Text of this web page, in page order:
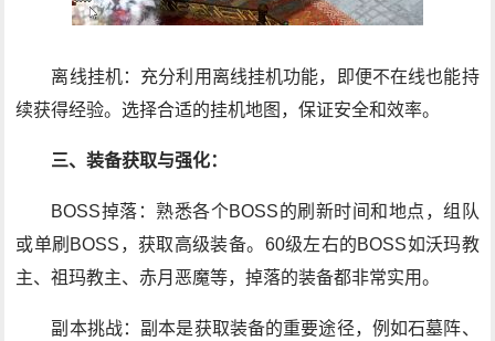
离线挂机：充分利用离线挂机功能，即便不在线也能持
续获得经验。选择合适的挂机地图，保证安全和效率。
三、装备获取与强化：
BOSS掉落：熟悉各个BOSS的刷新时间和地点，组队
或单刷BOSS，获取高级装备。60级左右的BOSS如沃玛教
主、祖玛教主、赤月恶魔等，掉落的装备都非常实用。
副本挑战：副本是获取装备的重要途径，例如石墓阵、